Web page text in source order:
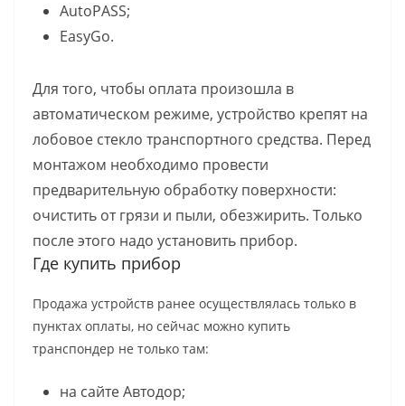
AutoPASS;
EasyGo.
Для того, чтобы оплата произошла в
автоматическом режиме, устройство крепят на
лобовое стекло транспортного средства. Перед
монтажом необходимо провести
предварительную обработку поверхности:
очистить от грязи и пыли, обезжирить. Только
после этого надо установить прибор.
Где купить прибор
Продажа устройств ранее осуществлялась только в
пунктах оплаты, но сейчас можно купить
транспондер не только там:
на сайте Автодор;